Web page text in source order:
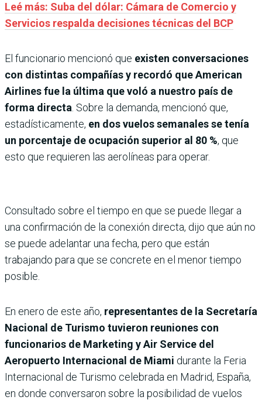
Leé más: Suba del dólar: Cámara de Comercio y
Servicios respalda decisiones técnicas del BCP
El funcionario mencionó que existen conversaciones
con distintas compañías y recordó que American
Airlines fue la última que voló a nuestro país de
forma directa . Sobre la demanda, mencionó que,
estadísticamente, en dos vuelos semanales se tenía
un porcentaje de ocupación superior al 80 %, que
esto que requieren las aerolíneas para operar.
Consultado sobre el tiempo en que se puede llegar a
una confirmación de la conexión directa, dijo que aún no
se puede adelantar una fecha, pero que están
trabajando para que se concrete en el menor tiempo
posible.
En enero de este año, representantes de la Secretaría
Nacional de Turismo tuvieron reuniones con
funcionarios de Marketing y Air Service del
Aeropuerto Internacional de Miami durante la Feria
Internacional de Turismo celebrada en Madrid, España,
en donde conversaron sobre la posibilidad de vuelos